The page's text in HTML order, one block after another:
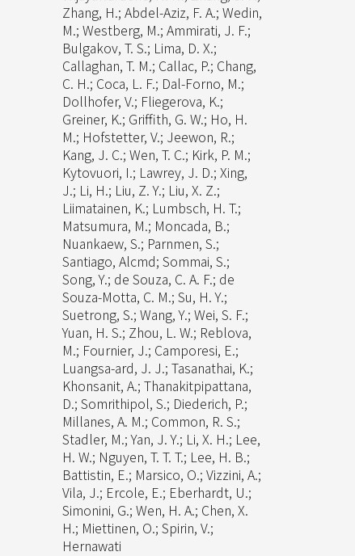
Zhang, H.; Abdel-Aziz, F. A.; Wedin,
M.; Westberg, M.; Ammirati, J. F.;
Bulgakov, T. S.; Lima, D. X.;
Callaghan, T. M.; Callac, P.; Chang,
C. H.; Coca, L. F.; Dal-Forno, M.;
Dollhofer, V.; Fliegerova, K.;
Greiner, K.; Griffith, G. W.; Ho, H.
M.; Hofstetter, V.; Jeewon, R.;
Kang, J. C.; Wen, T. C.; Kirk, P. M.;
Kytovuori, I.; Lawrey, J. D.; Xing,
J.; Li, H.; Liu, Z. Y.; Liu, X. Z.;
Liimatainen, K.; Lumbsch, H. T.;
Matsumura, M.; Moncada, B.;
Nuankaew, S.; Parnmen, S.;
Santiago, Alcmd; Sommai, S.;
Song, Y.; de Souza, C. A. F.; de
Souza-Motta, C. M.; Su, H. Y.;
Suetrong, S.; Wang, Y.; Wei, S. F.;
Yuan, H. S.; Zhou, L. W.; Reblova,
M.; Fournier, J.; Camporesi, E.;
Luangsa-ard, J. J.; Tasanathai, K.;
Khonsanit, A.; Thanakitpipattana,
D.; Somrithipol, S.; Diederich, P.;
Millanes, A. M.; Common, R. S.;
Stadler, M.; Yan, J. Y.; Li, X. H.; Lee,
H. W.; Nguyen, T. T. T.; Lee, H. B.;
Battistin, E.; Marsico, O.; Vizzini, A.;
Vila, J.; Ercole, E.; Eberhardt, U.;
Simonini, G.; Wen, H. A.; Chen, X.
H.; Miettinen, O.; Spirin, V.;
Hernawati